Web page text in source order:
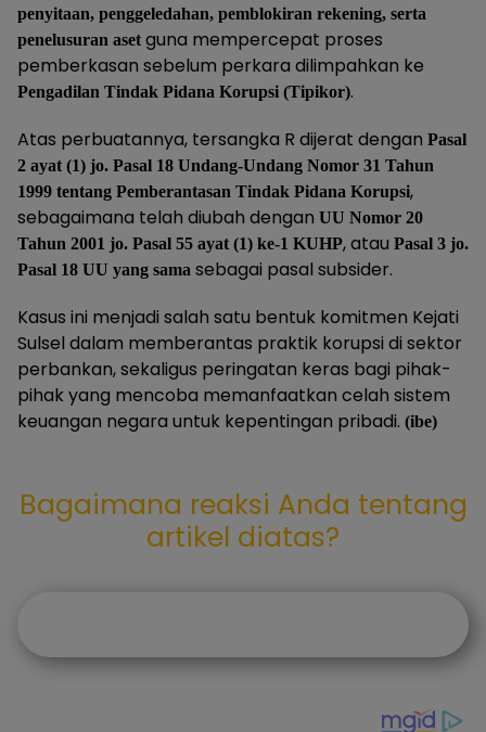
penyitaan, penggeledahan, pemblokiran rekening, serta
penelusuran aset guna mempercepat proses
pemberkasan sebelum perkara dilimpahkan ke
Pengadilan Tindak Pidana Korupsi (Tipikor).
Atas perbuatannya, tersangka R dijerat dengan Pasal
2 ayat (1) jo. Pasal 18 Undang-Undang Nomor 31 Tahun
1999 tentang Pemberantasan Tindak Pidana Korupsi,
sebagaimana telah diubah dengan UU Nomor 20
Tahun 2001 jo. Pasal 55 ayat (1) ke-1 KUHP, atau Pasal 3 jo.
Pasal 18 UU yang sama sebagai pasal subsider.
Kasus ini menjadi salah satu bentuk komitmen Kejati
Sulsel dalam memberantas praktik korupsi di sektor
perbankan, sekaligus peringatan keras bagi pihak-
pihak yang mencoba memanfaatkan celah sistem
keuangan negara untuk kepentingan pribadi. (ibe)
Bagaimana reaksi Anda tentang
artikel diatas?